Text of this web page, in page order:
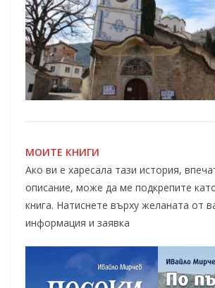
МОИТЕ КНИГИ
Ако ви е харесала тази история,
описание, може да ме подкрепите
книга. Натиснете върху желаната от
информация и заявка